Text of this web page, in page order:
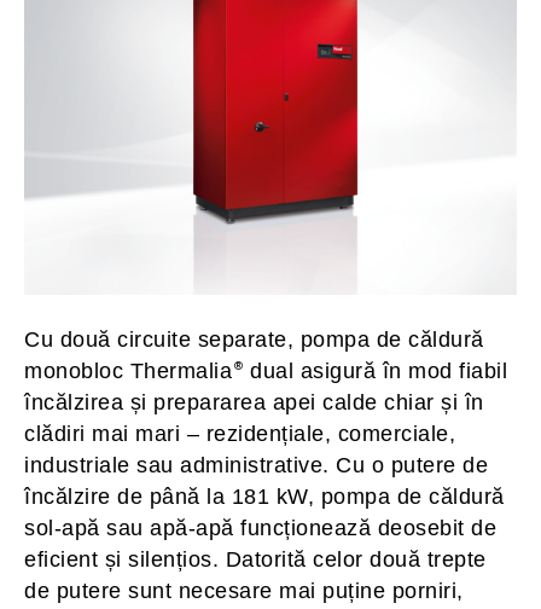
Cu două circuite separate, pompa de căldură
monobloc Thermalia
dual asigură în mod fiabil
încălzirea și prepararea apei calde chiar și în
clădiri mai mari – rezidențiale, comerciale,
industriale sau administrative. Cu o putere de
încălzire de până la 181 kW, pompa de căldură
sol-apă sau apă-apă funcționează deosebit de
eficient și silențios. Datorită celor două trepte
de putere sunt necesare mai puține porniri,